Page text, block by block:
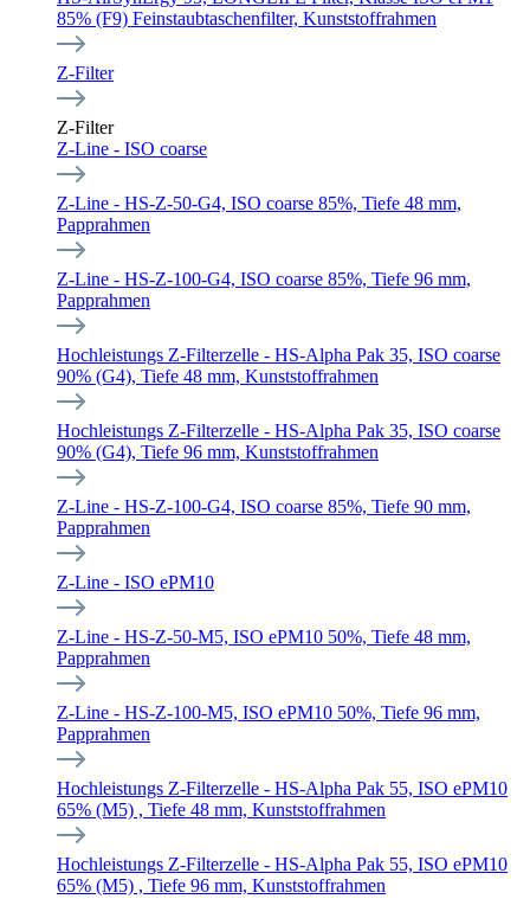
85% (F9) Feinstaubtaschenfilter, Kunststoffrahmen
Z-Filter
Z-Filter
Z-Line - ISO coarse
Z-Line - HS-Z-50-G4, ISO coarse 85%, Tiefe 48 mm,
Papprahmen
Z-Line - HS-Z-100-G4, ISO coarse 85%, Tiefe 96 mm,
Papprahmen
Hochleistungs Z-Filterzelle - HS-Alpha Pak 35, ISO coarse
90% (G4), Tiefe 48 mm, Kunststoffrahmen
Hochleistungs Z-Filterzelle - HS-Alpha Pak 35, ISO coarse
90% (G4), Tiefe 96 mm, Kunststoffrahmen
Z-Line - HS-Z-100-G4, ISO coarse 85%, Tiefe 90 mm,
Papprahmen
Z-Line - ISO ePM10
Z-Line - HS-Z-50-M5, ISO ePM10 50%, Tiefe 48 mm,
Papprahmen
Z-Line - HS-Z-100-M5, ISO ePM10 50%, Tiefe 96 mm,
Papprahmen
Hochleistungs Z-Filterzelle - HS-Alpha Pak 55, ISO ePM10
65% (M5) , Tiefe 48 mm, Kunststoffrahmen
Hochleistungs Z-Filterzelle - HS-Alpha Pak 55, ISO ePM10
65% (M5) , Tiefe 96 mm, Kunststoffrahmen